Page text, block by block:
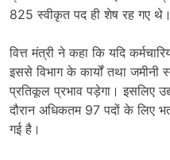
825 स्वीकृत पद ही शेष रह गए थे।
वित्त मंत्री ने कहा कि यदि
इससे विभाग के कार्यों तथा जमीनी
प्रतिकूल प्रभाव पड़ेगा। इसलिए
दौरान अधिकतम 97 पदों के लिए
गई है।